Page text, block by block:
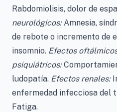
Rabdomiolisis, dolor de
neurológicos:Amnesia,
de rebote o incremento de
insomnio. Efectos
psiquiátricos:
ludopatía. Efectos renales:
enfermedad infecciosa del
Fatiga.